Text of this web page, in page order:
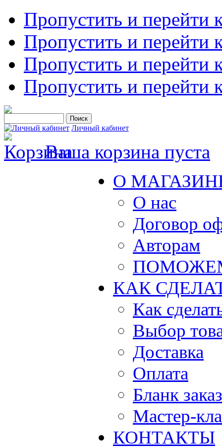
Пропустить и перейти
Пропустить и перейти
Пропустить и перейти
Пропустить и перейти
Личный кабинет
Ваша корзина пуста
О
О нас
Договор
Авторам
КАК
Как
Выбор
Доставка
Оплата
Бланк
Мастер-
КОНТАКТЫ